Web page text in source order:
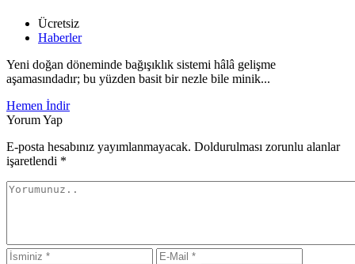
Ücretsiz
Haberler
Yeni doğan döneminde bağışıklık sistemi hâlâ gelişme
aşamasındadır; bu yüzden basit bir nezle bile minik...
Hemen İndir
Yorum Yap
E-posta hesabınız yayımlanmayacak. Doldurulması zorunlu alanlar
işaretlendi *